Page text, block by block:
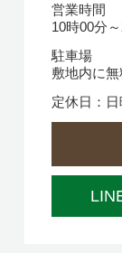
営業時間
10時00分
駐車場
敷地内に
定休日：日